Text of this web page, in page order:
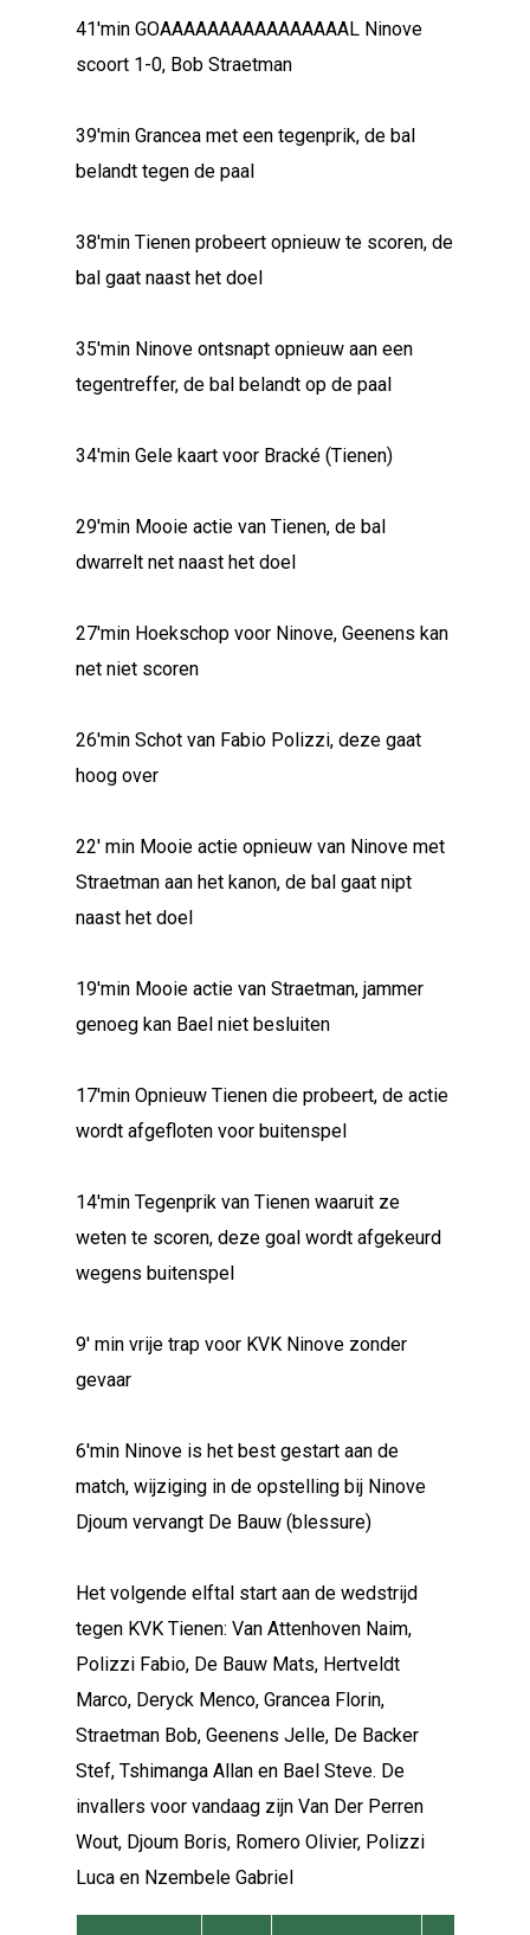
41'min GOAAAAAAAAAAAAAAAAL Ninove
scoort 1-0, Bob Straetman
39'min Grancea met een tegenprik, de bal
belandt tegen de paal
38'min Tienen probeert opnieuw te scoren, de
bal gaat naast het doel
35'min Ninove ontsnapt opnieuw aan een
tegentreffer, de bal belandt op de paal
34'min Gele kaart voor Bracké (Tienen)
29'min Mooie actie van Tienen, de bal
dwarrelt net naast het doel
27'min Hoekschop voor Ninove, Geenens kan
net niet scoren
26'min Schot van Fabio Polizzi, deze gaat
hoog over
22' min Mooie actie opnieuw van Ninove met
Straetman aan het kanon, de bal gaat nipt
naast het doel
19'min Mooie actie van Straetman, jammer
genoeg kan Bael niet besluiten
17'min Opnieuw Tienen die probeert, de actie
wordt afgefloten voor buitenspel
14'min Tegenprik van Tienen waaruit ze
weten te scoren, deze goal wordt afgekeurd
wegens buitenspel
9' min vrije trap voor KVK Ninove zonder
gevaar
6'min Ninove is het best gestart aan de
match, wijziging in de opstelling bij Ninove
Djoum vervangt De Bauw (blessure)
Het volgende elftal start aan de wedstrijd
tegen KVK Tienen: Van Attenhoven Naim,
Polizzi Fabio, De Bauw Mats, Hertveldt
Marco, Deryck Menco, Grancea Florin,
Straetman Bob, Geenens Jelle, De Backer
Stef, Tshimanga Allan en Bael Steve. De
invallers voor vandaag zijn Van Der Perren
Wout, Djoum Boris, Romero Olivier, Polizzi
Luca en Nzembele Gabriel